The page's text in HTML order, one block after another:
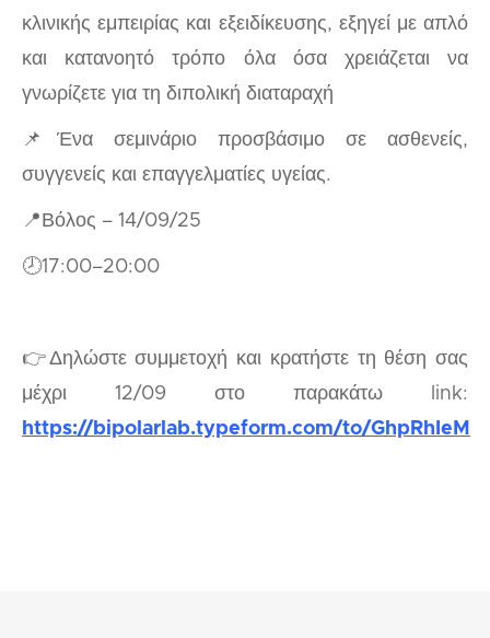
κλινικής εμπειρίας και εξειδίκευσης, εξηγεί με απλό
και κατανοητό τρόπο όλα όσα χρειάζεται να
γνωρίζετε για τη διπολική διαταραχή
📌Ένα σεμινάριο προσβάσιμο σε ασθενείς,
συγγενείς και επαγγελματίες υγείας.
📍Βόλος – 14/09/25
🕗17:00–20:00
👉Δηλώστε συμμετοχή και κρατήστε τη θέση σας
μέχρι 12/09 στο παρακάτω link:
https://bipolarlab.typeform.com/to/GhpRhIeM